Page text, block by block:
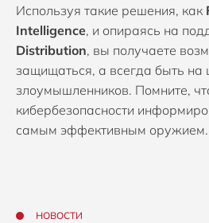
Используя такие решения, как
Intelligence, и опираясь на
Distribution, вы получаете
защищаться, а всегда быть на
злоумышленников. Помните,
кибербезопасности
самым эффективным оружием.
НОВОСТИ